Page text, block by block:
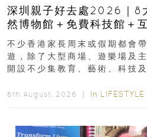
深圳親子好去處2026｜8
然博物館＋免費科技館＋
齡、交通、門票、開放時間
不少香港家長周末或假期都會
遊，除了大型商場、遊樂場及
開設不少集教育、藝術、科技
6th August, 2026 ｜ In LIFESTYLE